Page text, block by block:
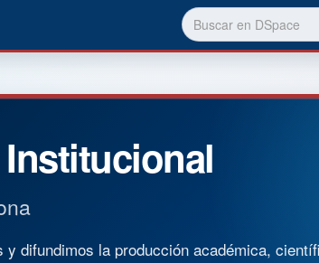
y difundimos la producción académica,